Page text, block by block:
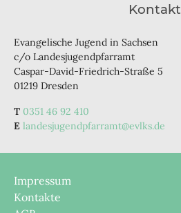
Kontakt
Evangelische Jugend in Sachsen
c/o Landesjugendpfarramt
Caspar-David-Friedrich-Straße 5
01219 Dresden
0351 46 92 410
landesjugendpfarramt@evlks.de
Impressum
Kontakte